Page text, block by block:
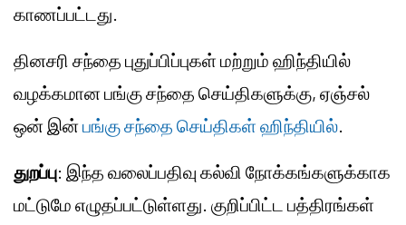
காணப்பட்டது.
தினசரி சந்தை புதுப்பிப்புகள் மற்றும் ஹிந்தியில்
வழக்கமான பங்கு சந்தை செய்திகளுக்கு, ஏஞ்சல்
ஒன் இன்பங்கு சந்தை செய்திகள் ஹிந்தியில்.
துறப்பு: இந்த வலைப்பதிவு கல்வி நோக்கங்களுக்காக
மட்டுமே எழுதப்பட்டுள்ளது. குறிப்பிட்ட பத்திரங்கள்